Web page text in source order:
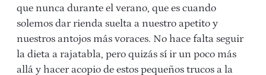
que nunca durante el verano, que es cuando
solemos dar rienda suelta a nuestro apetito y
nuestros antojos más voraces. No hace falta seguir
la dieta a rajatabla, pero quizás sí ir un poco más
allá y hacer acopio de estos pequeños trucos a la